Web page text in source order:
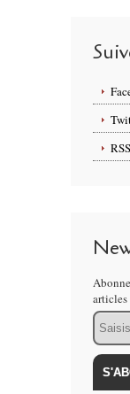
RSS
Email